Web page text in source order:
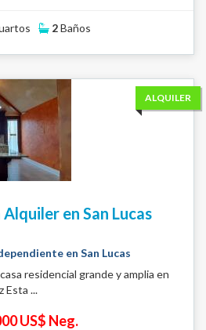
2Baños
ALQUILER
en San Lucas
en San Lucas
residencial grande y amplia en
Esta ...
US$ Neg.